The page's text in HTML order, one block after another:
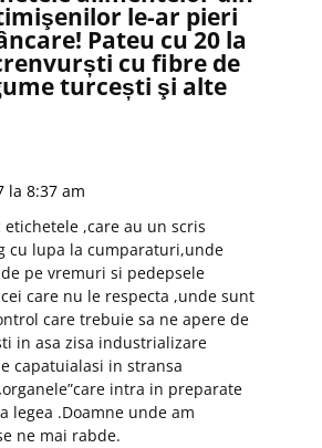
le-ar pieri
Pateu cu 20 la
cu fibre de
turcești şi alte
la 8:37 am
etichetele ,care au un scris
cu lupa la cumparaturi,unde
pe vremuri si pedepsele
care nu le respecta ,unde sunt
care trebuie sa ne apere de
in asa zisa industrializare
capatuialasi in stransa
intra in preparate
legea .Doamne unde am
ne mai rabde.